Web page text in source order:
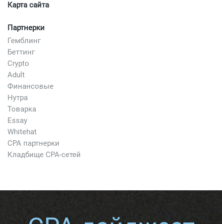
Карта сайта
Партнерки
Гемблинг
Беттинг
Crypto
Adult
Финансовые
Нутра
Товарка
Essay
Whitehat
CPA партнерки
Кладбище CPA-сетей